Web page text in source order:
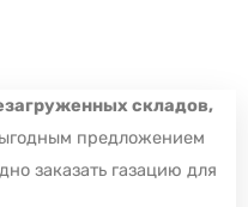
складов,
предложением
заказать газацию для